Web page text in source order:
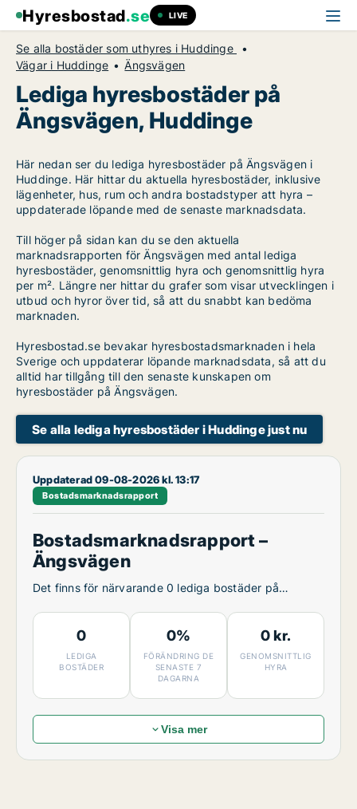
Hyresbostad.se LIVE
Se alla bostäder som uthyres i Huddinge
Vägar i Huddinge
Ängsvägen
Lediga hyresbostäder på
Ängsvägen, Huddinge
Här nedan ser du lediga hyresbostäder på Ängsvägen i
Huddinge. Här hittar du aktuella hyresbostäder, inklusive
lägenheter, hus, rum och andra bostadstyper att hyra –
uppdaterade löpande med de senaste marknadsdata.
Till höger på sidan kan du se den aktuella
marknadsrapporten för Ängsvägen med antal lediga
hyresbostäder, genomsnittlig hyra och genomsnittlig hyra
per m². Längre ner hittar du grafer som visar utvecklingen i
utbud och hyror över tid, så att du snabbt kan bedöma
marknaden.
Hyresbostad.se bevakar hyresbostadsmarknaden i hela
Sverige och uppdaterar löpande marknadsdata, så att du
alltid har tillgång till den senaste kunskapen om
hyresbostäder på Ängsvägen.
Se alla lediga hyresbostäder i Huddinge just nu
Uppdaterad 09-08-2026 kl. 13:17
Bostadsmarknadsrapport
Bostadsmarknadsrapport –
Ängsvägen
Det finns för närvarande 0 lediga bostäder på
0
LEDIGA
BOSTÄDER
0%
FÖRÄNDRING DE
SENASTE 7
DAGARNA
0 kr.
GENOMSNITTLIG
HYRA
Visa mer